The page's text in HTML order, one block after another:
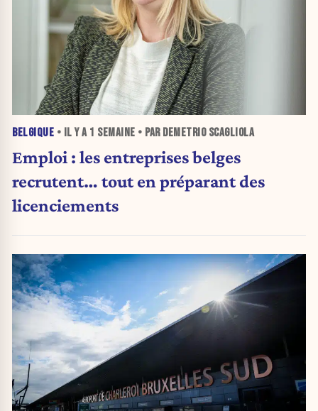
BELGIQUE • IL Y A 1 SEMAINE • PAR DEMETRIO SCAGLIOLA
Emploi : les entreprises belges
recrutent… tout en préparant des
licenciements